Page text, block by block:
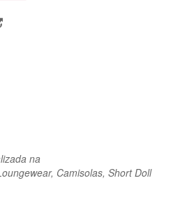
na
Camisolas, Short Doll